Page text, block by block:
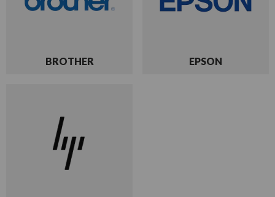
BROTHER EPSON